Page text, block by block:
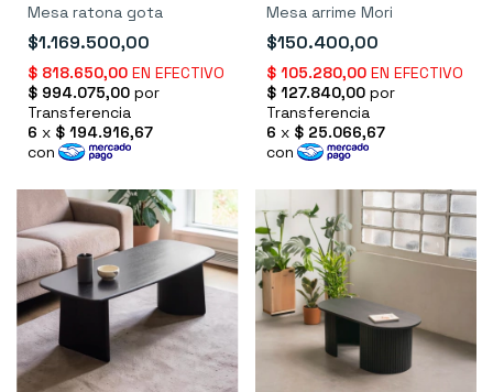
Mesa ratona gota
$1.169.500,00
Mesa arrime Mori
$150.400,00